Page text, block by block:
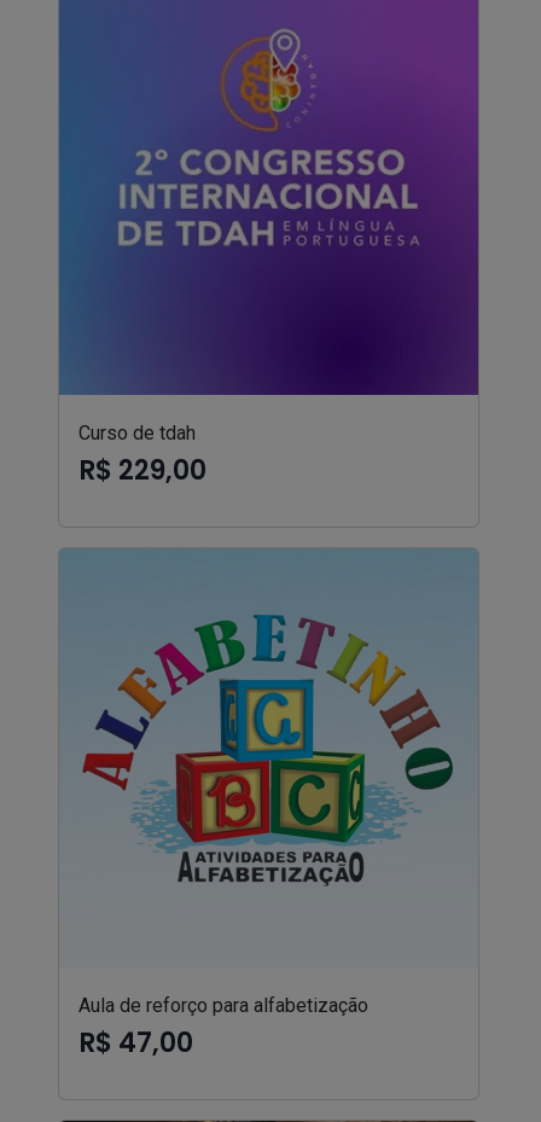
Curso de tdah
R$ 229,00
Aula de reforço para alfabetização
R$ 47,00